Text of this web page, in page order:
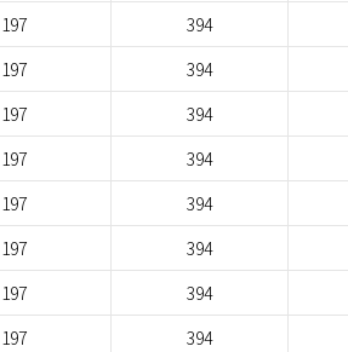
197 394
197 394
197 394
197 394
197 394
197 394
197 394
197 394